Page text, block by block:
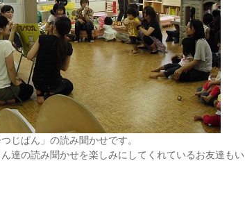
じぱん」の読み聞かせです。
達の読み聞かせを楽しみにしてくれているお友達も